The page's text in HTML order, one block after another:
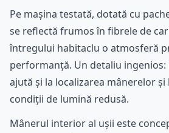
Pe mașina testată, dotată cu
se reflectă frumos în fibrele de
întregului habitaclu o atmosferă
performanță. Un detaliu
ajută și la localizarea mânerelor
condiții de lumină redusă.
Mânerul interior al ușii este